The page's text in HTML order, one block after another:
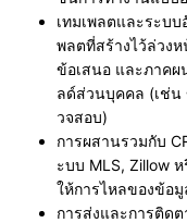
เทมเพลตและระบ
พลตที่สร้างไว้ล่วง
ข้อเสนอ และภาคผ
ลด์ส่วนบุคคล (เช่น
วจสอบ)
การผสานรวมกับ
ะบบ MLS, Zillow
ให้การไหลของข้อ
การส่งและการติด